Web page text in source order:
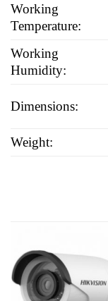
Working
Temperature:
Working
Humidity:
Dimensions:
Weight: